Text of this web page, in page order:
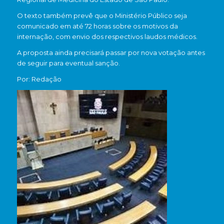
O texto também prevê que o Ministério Público seja
comunicado em até 72 horas sobre os motivos da
internação, com envio dos respectivos laudos médicos.
A proposta ainda precisará passar por nova votação antes
de seguir para eventual sanção.
Por: Redação